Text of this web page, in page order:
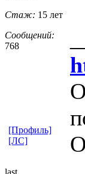
Стаж: 15 лет
Сообщений:
768
[Профиль]
[ЛС]
last